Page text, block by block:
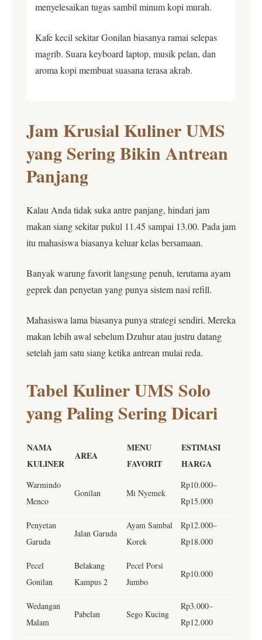
menyelesaikan tugas sambil minum kopi murah.
Kafe kecil sekitar Gonilan biasanya ramai selepas
magrib. Suara keyboard laptop, musik pelan, dan
aroma kopi membuat suasana terasa akrab.
Jam Krusial Kuliner UMS
yang Sering Bikin Antrean
Panjang
Kalau Anda tidak suka antre panjang, hindari jam
makan siang sekitar pukul 11.45 sampai 13.00. Pada jam
itu mahasiswa biasanya keluar kelas bersamaan.
Banyak warung favorit langsung penuh, terutama ayam
geprek dan penyetan yang punya sistem nasi refill.
Mahasiswa lama biasanya punya strategi sendiri. Mereka
makan lebih awal sebelum Dzuhur atau justru datang
setelah jam satu siang ketika antrean mulai reda.
Tabel Kuliner UMS Solo
yang Paling Sering Dicari
NAMA
KULINER
AREA
MENU
FAVORIT
ESTIMASI
HARGA
Warmindo
Menco
Gonilan Mi Nyemek
Rp10.000–
Rp15.000
Penyetan
Garuda
Jalan Garuda
Ayam Sambal
Korek
Rp12.000–
Rp18.000
Pecel
Gonilan
Belakang
Kampus 2
Pecel Porsi
Jumbo
Rp10.000
Wedangan
Malam
Pabelan Sego Kucing
Rp3.000–
Rp12.000